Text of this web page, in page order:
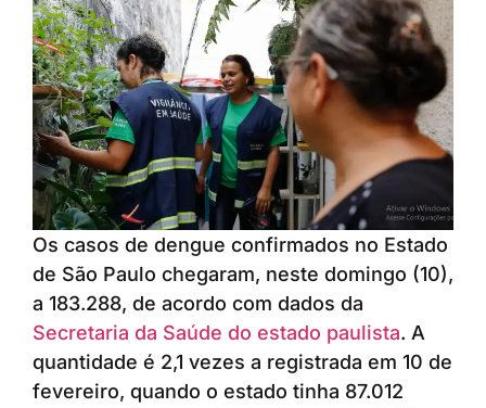
Os casos de dengue confirmados no Estado
de São Paulo chegaram, neste domingo (10),
a 183.288, de acordo com dados da
Secretaria da Saúde do estado paulista. A
quantidade é 2,1 vezes a registrada em 10 de
fevereiro, quando o estado tinha 87.012